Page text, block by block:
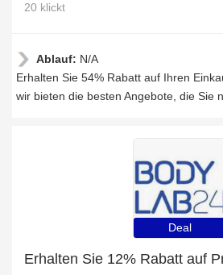
20 klickt
Ablauf: N/A
Erhalten Sie 54% Rabatt auf Ihren
wir bieten die besten Angebote, die Sie
Deal